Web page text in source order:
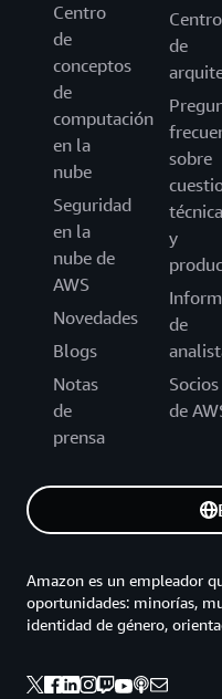
Centro
de
conceptos
de
computación
en la
nube
Seguridad
en la
nube de
AWS
Novedades
Blogs
Notas
de
prensa
Centro
de
sobre
y
de
Socios
de
Amazon es un empleador
oportunidades: minorías,
identidad de género,